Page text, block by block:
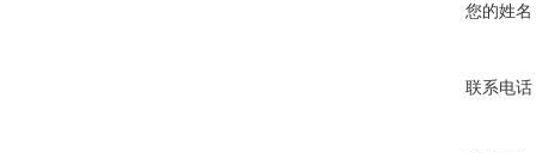
您的姓名
联系电话